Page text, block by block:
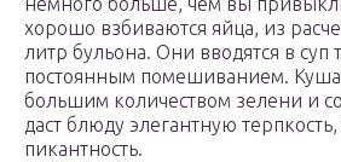
хорошо взбиваются яйца, из
литр бульона. Они вводятся в суп
постоянным помешиванием.
большим количеством зелени и
даст блюду элегантную терпкость,
пикантность.